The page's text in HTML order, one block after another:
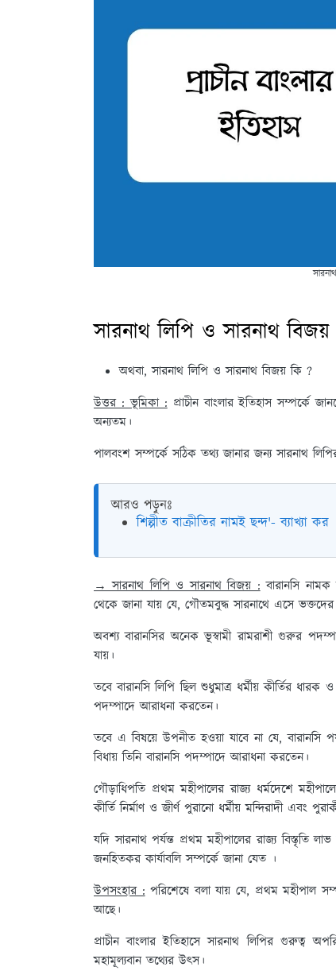
সারনাথ লিপি ও সারনাথ
অথবা, সারনাথ লিপি ও সারনাথ বিজয় কি ?
উত্তর : ভূমিকা :প্রাচীন বাংলার ইতিহাস সম্পর্কে
অন্যতম।
পালবংশ সম্পর্কে সঠিক তথ্য জানার জন্য সারনাথ
আরও পড়ুনঃ
শিল্পীত বাক্রীতির নামই ছন্দ'- ব্যাখ্যা কর
→ সারনাথ লিপি ও সারনাথ বিজয় :বারানসি নামক
থেকে জানা যায় যে, গৌতমবুদ্ধ সারনাথে এসে ভক্তদের
অবশ্য বারানসির অনেক ভূস্বামী রামরাশী গুরুর
যায়।
তবে বারানসি লিপি ছিল শুধুমাত্র ধর্মীয় কীর্তির
পদম্পাদে আরাধনা করতেন।
তবে এ বিষয়ে উপনীত হওয়া যাবে না যে, বারানসি
বিধায় তিনি বারানসি পদম্পাদে আরাধনা করতেন।
গৌড়াধিপতি প্রথম মহীপালের রাজ্য ধর্মদেশে
কীর্তি নির্মাণ ও জীর্ণ পুরানো ধর্মীয় মন্দিরাদী এবং
যদি সারনাথ পর্যন্ত প্রথম মহীপালের রাজ্য বিস্তৃতি
জনহিতকর কার্যাবলি সম্পর্কে জানা যেত ।
উপসংহার :পরিশেষে বলা যায় যে, প্রথম মহীপাল
আছে।
প্রাচীন বাংলার ইতিহাসে সারনাথ লিপির গুরুত্ব
মহামূল্যবান তথ্যের উৎস।